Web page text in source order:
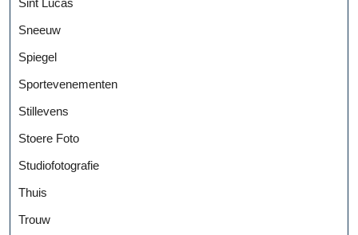
Sint Lucas
Sneeuw
Spiegel
Sportevenementen
Stillevens
Stoere Foto
Studiofotografie
Thuis
Trouw